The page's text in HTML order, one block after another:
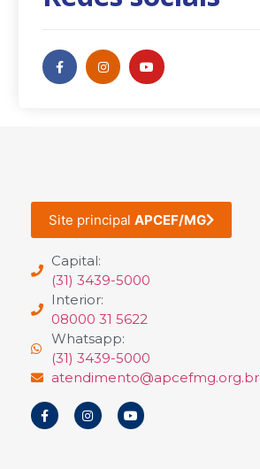
Site principal APCEF/MG
Capital:
(31) 3439-5000
Interior:
08000 31 5622
Whatsapp:
(31) 3439-5000
atendimento@apcefmg.org.br